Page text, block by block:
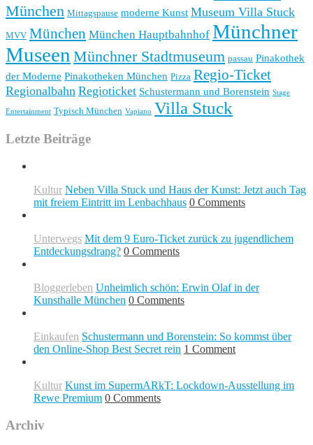
München Mittagspause moderne Kunst Museum Villa Stuck
MVV München München Hauptbahnhof Münchner
Museen Münchner Stadtmuseum passau Pinakothek
der Moderne Pinakotheken München Pizza Regio-Ticket
Regionalbahn Regioticket Schustermann und Borenstein Stage
Entertainment Typisch München Vapiano Villa Stuck
Letzte Beiträge
Kultur Neben Villa Stuck und Haus der Kunst: Jetzt auch Tag
mit freiem Eintritt im Lenbachhaus 0 Comments
Unterwegs Mit dem 9 Euro-Ticket zurück zu jugendlichem
Entdeckungsdrang? 0 Comments
Bloggerleben Unheimlich schön: Erwin Olaf in der
Kunsthalle München 0 Comments
Einkaufen Schustermann und Borenstein: So kommst über
den Online-Shop Best Secret rein 1 Comment
Kultur Kunst im SupermARkT: Lockdown-Ausstellung im
Rewe Premium 0 Comments
Archiv